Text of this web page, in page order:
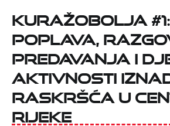
Kuražobolja #1:
Poplava,
predavanja i
aktivnosti
raskršća u
Rijeke